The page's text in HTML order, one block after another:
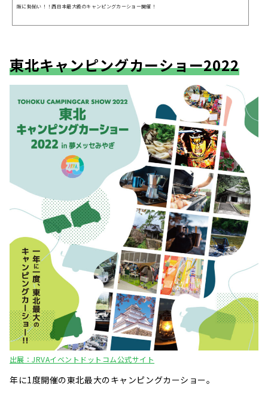
阪に勢揃い！！西日本最大級のキャンピングカーショー開催！
東北キャンピングカーショー2022
出展：JRVAイベントドットコム公式サイト
年に1度開催の東北最大のキャンピングカーショー。